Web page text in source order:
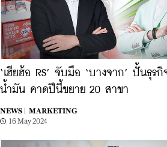
‘เฮียฮ้อ RS’ จับมือ ‘บางจาก’ ปั้นธุร
น้ำมัน คาดปีนี้ขยาย 20 สาขา
NEWS |
MARKETING
16 May 2024